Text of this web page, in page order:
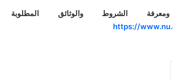
الشروط والوثائق المطلوبة
https://